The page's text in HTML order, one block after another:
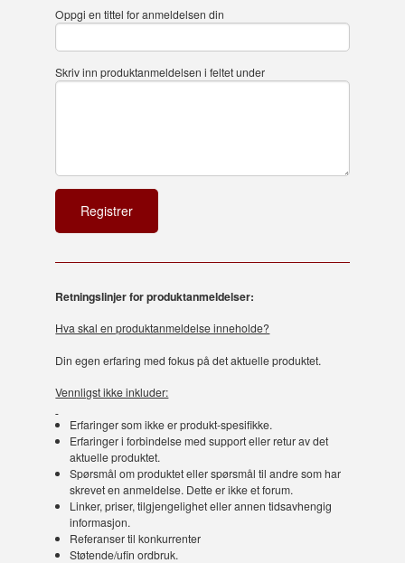
Oppgi en tittel for anmeldelsen din
Skriv inn produktanmeldelsen i feltet under
Retningslinjer for produktanmeldelser:
Hva skal en produktanmeldelse inneholde?
Din egen erfaring med fokus på det aktuelle produktet.
Vennligst ikke inkluder:
Erfaringer som ikke er produkt-spesifikke.
Erfaringer i forbindelse med support eller retur av det
aktuelle produktet.
Spørsmål om produktet eller spørsmål til andre som har
skrevet en anmeldelse. Dette er ikke et forum.
Linker, priser, tilgjengelighet eller annen tidsavhengig
informasjon.
Referanser til konkurrenter
Støtende/ufin ordbruk.